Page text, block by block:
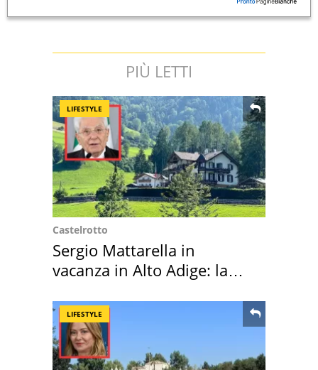
PIÙ LETTI
LIFESTYLE
Castelrotto
Sergio Mattarella in
vacanza in Alto Adige: la
LIFESTYLE